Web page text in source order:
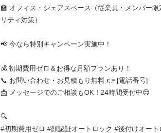
🏫 オフィス・シェアスペース（従業員・メンバー限
リティ対策）
📢 今なら特別キャンペーン実施中！
💰 初期費用ゼロ＆お得な月額プランあり！
📞 お問い合わせ・お見積もり無料 👉 [電話番号]
📩 メッセージでのご相談もOK！24時間受付中😊
🔍
#初期費用ゼロ #顔認証オートロック #後付けオート